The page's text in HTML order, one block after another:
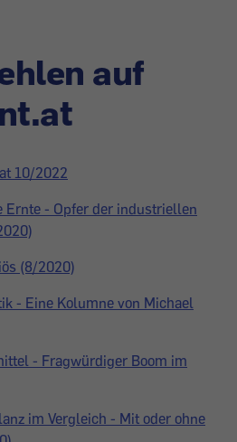
auf
10/2022
Ernte - Opfer der industriellen
(8/2020)
- Eine Kolumne von Michael
- Fragwürdiger Boom im
im Vergleich - Mit oder ohne